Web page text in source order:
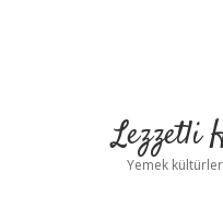
Lezzetli
Yemek